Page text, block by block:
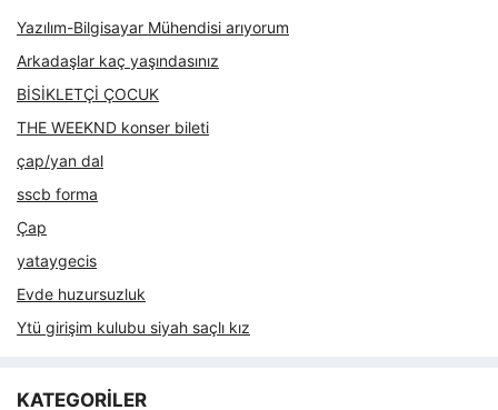
Yazılım-Bilgisayar Mühendisi arıyorum
Arkadaşlar kaç yaşındasınız
BİSİKLETÇİ ÇOCUK
THE WEEKND konser bileti
çap/yan dal
sscb forma
Çap
yataygecis
Evde huzursuzluk
Ytü girişim kulubu siyah saçlı kız
KATEGORİLER